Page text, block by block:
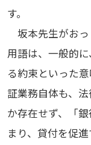
す。
坂本先生がおっ
用語は、一般的
る約束といった
証業務自体も、
か存在せず、「
まり、貸付を促